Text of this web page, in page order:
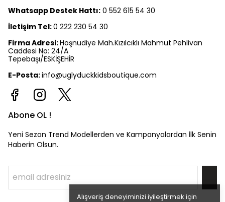
Alışveriş deneyiminizi iyileştirmek için
Whatsapp Destek Hattı: 0 552 615 54 30
İletişim Tel:0 222 230 54 30
Firma Adresi:Hoşnudiye Mah.Kızılcıklı Mahmut Pehlivan
Caddesi No: 24/A
Tepebaşı/ESKİŞEHİR
E-Posta:info@uglyduckkidsboutique.com
Abone OL !
Yeni Sezon Trend Modellerden ve Kampanyalardan İlk Senin
Haberin Olsun.